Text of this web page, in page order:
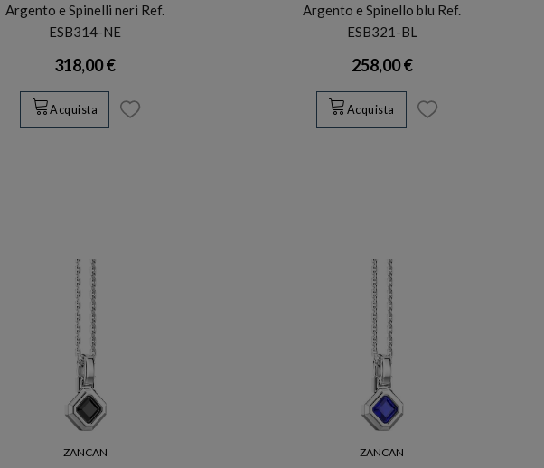
Argento e Spinelli neri Ref.
ESB314-NE
318,00 €
Acquista
Argento e Spinello blu Ref.
ESB321-BL
258,00 €
Acquista
ZANCAN ZANCAN